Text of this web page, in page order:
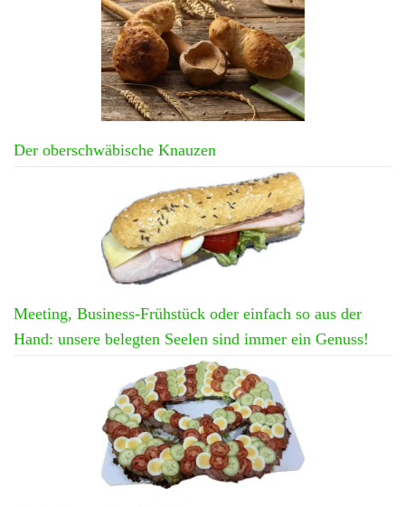
Der oberschwäbische Knauzen
Meeting, Business-Frühstück oder einfach so aus der
Hand: unsere belegten Seelen sind immer ein Genuss!